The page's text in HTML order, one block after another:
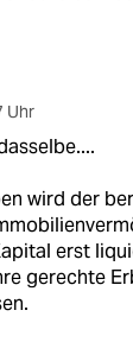
Uhr
wird der
erst
gerechte